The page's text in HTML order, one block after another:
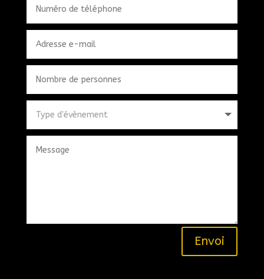
Envoi